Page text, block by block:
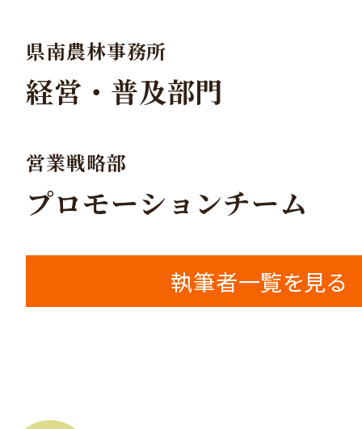
県南農林事務所
経営・普及部門
営業戦略部
プロモーションチーム
執筆者一覧を見る